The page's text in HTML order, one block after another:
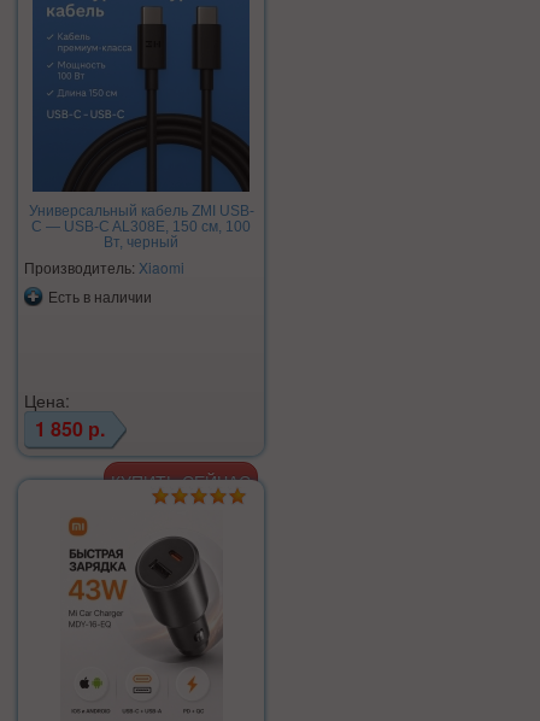
Универсальный кабель ZMI USB-
C — USB-C AL308E, 150 см, 100
Вт, черный
Производитель: Xiaomi
Есть в наличии
Цена:
1 850 р.